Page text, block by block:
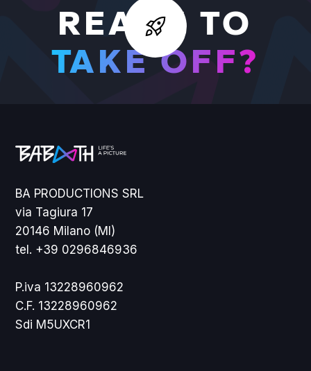
READY TO
TAKE OFF?
BA PRODUCTIONS SRL
via Tagiura 17
20146 Milano (MI)
tel. +39 0296846936
P.iva 13228960962
C.F. 13228960962
Sdi M5UXCR1